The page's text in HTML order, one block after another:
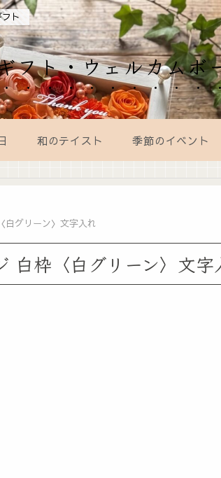
ト
フト・ウェルカムボ
和のテイスト 季節のイベント
白グリーン〉文字入れ
白枠〈白グリーン〉文字